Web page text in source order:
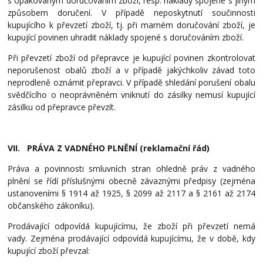
způsobem doručení. V případě neposkytnutí součinnosti
kupujícího k převzetí zboží, tj. při marném doručování zboží, je
kupující povinen uhradit náklady spojené s doručováním zboží.
Při převzetí zboží od přepravce je kupující povinen zkontrolovat
neporušenost obalů zboží a v případě jakýchkoliv závad toto
neprodleně oznámit přepravci. V případě shledání porušení obalu
svědčícího o neoprávněném vniknutí do zásilky nemusí kupující
zásilku od přepravce převzít.
VII. PRÁVA Z VADNÉHO PLNĚNÍ (reklamační řád)
Práva a povinnosti smluvních stran ohledně práv z vadného
plnění se řídí příslušnými obecně závaznými předpisy (zejména
ustanoveními § 1914 až 1925, § 2099 až 2117 a § 2161 až 2174
občanského zákoníku).
Prodávající odpovídá kupujícímu, že zboží při převzetí nemá
vady. Zejména prodávající odpovídá kupujícímu, že v době, kdy
kupující zboží převzal: